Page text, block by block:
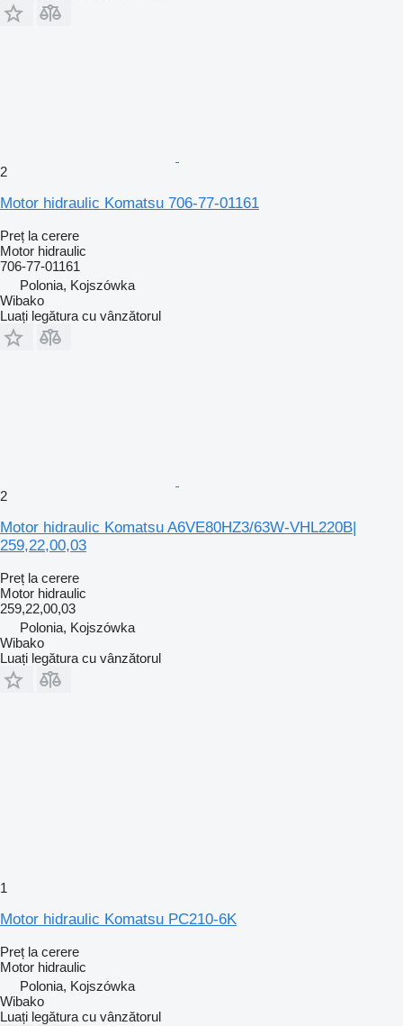
2
Motor hidraulic Komatsu 706-77-01161
Preț la cerere
Motor hidraulic
706-77-01161
Polonia, Kojszówka
Wibako
Luați legătura cu vânzătorul
2
Motor hidraulic Komatsu A6VE80HZ3/63W-VHL220B|
259,22,00,03
Preț la cerere
Motor hidraulic
259,22,00,03
Polonia, Kojszówka
Wibako
Luați legătura cu vânzătorul
1
Motor hidraulic Komatsu PC210-6K
Preț la cerere
Motor hidraulic
Polonia, Kojszówka
Wibako
Luați legătura cu vânzătorul